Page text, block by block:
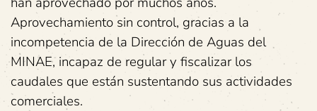
Aprovechamiento sin control, gracias a la
incompetencia de la Dirección de Aguas del
MINAE, incapaz de regular y fiscalizar los
caudales que están sustentando sus actividades
comerciales.